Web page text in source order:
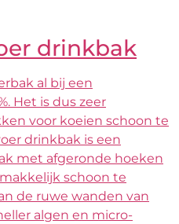
drinkbak
al bij een
Het is dus zeer
voor koeien schoon te
drinkbak is een
met afgeronde hoeken
schoon te
de ruwe wanden van
algen en micro-